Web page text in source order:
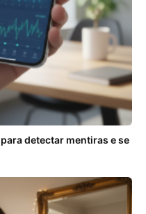
detectar mentiras e se